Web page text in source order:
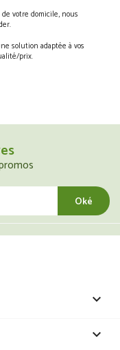
votre domicile, nous
solution adaptée à vos
prix.

